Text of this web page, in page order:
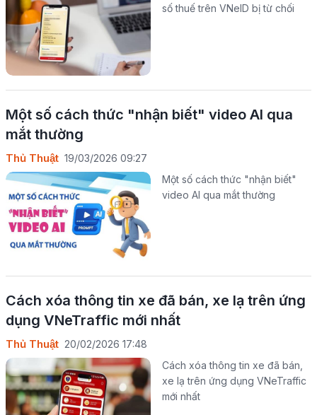
số thuế trên VNeID bị từ chối
Một số cách thức "nhận biết" video AI qua
mắt thường
Thủ Thuật 19/03/2026 09:27
Một số cách thức "nhận biết"
video AI qua mắt thường
Cách xóa thông tin xe đã bán, xe lạ trên ứng
dụng VNeTraffic mới nhất
Thủ Thuật 20/02/2026 17:48
Cách xóa thông tin xe đã bán,
xe lạ trên ứng dụng VNeTraffic
mới nhất